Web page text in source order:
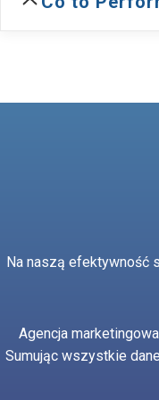
Na naszą efektywność
Agencja
Sumując wszystkie